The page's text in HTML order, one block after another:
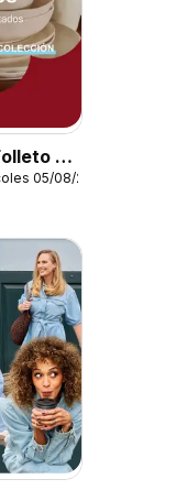
-
05/08/2026